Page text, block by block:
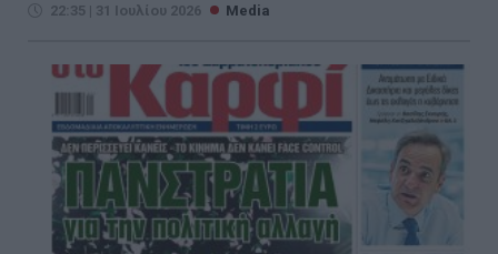
22:35 | 31 Ιουλίου 2026 Media